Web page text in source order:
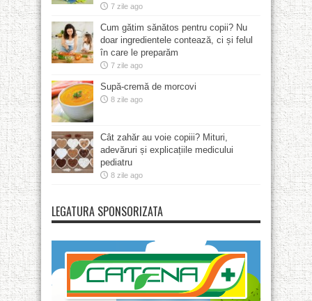
7 zile ago
Cum gătim sănătos pentru copii? Nu
doar ingredientele contează, ci și felul
în care le preparăm
7 zile ago
Supă-cremă de morcovi
8 zile ago
Cât zahăr au voie copiii? Mituri,
adevăruri și explicațiile medicului
pediatru
8 zile ago
LEGATURA SPONSORIZATA